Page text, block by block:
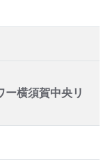
横須賀中央リ